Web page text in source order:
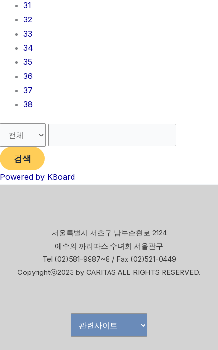
31
32
33
34
35
36
37
38
검색
Powered by KBoard
서울특별시 서초구 남부순환로 2124
예수의 까리따스 수녀회 서울관구
Tel (02)581-9987~8 / Fax (02)521-0449
Copyrightⓒ2023 by CARITAS ALL RIGHTS RESERVED.